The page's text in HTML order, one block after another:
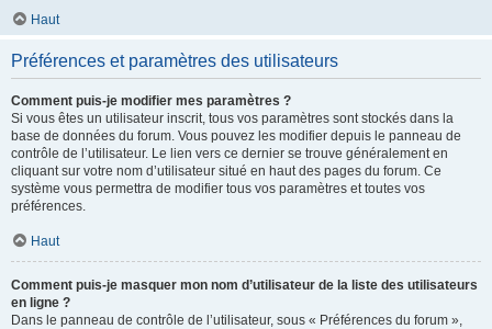
Haut
Préférences et paramètres des utilisateurs
Comment puis-je modifier mes paramètres ?
Si vous êtes un utilisateur inscrit, tous vos paramètres sont stockés dans la
base de données du forum. Vous pouvez les modifier depuis le panneau de
contrôle de l’utilisateur. Le lien vers ce dernier se trouve généralement en
cliquant sur votre nom d’utilisateur situé en haut des pages du forum. Ce
système vous permettra de modifier tous vos paramètres et toutes vos
préférences.
Haut
Comment puis-je masquer mon nom d’utilisateur de la liste des utilisateurs
en ligne ?
Dans le panneau de contrôle de l’utilisateur, sous « Préférences du forum »,